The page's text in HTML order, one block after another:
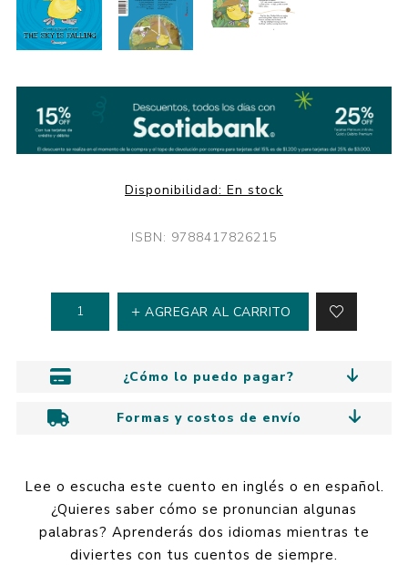
Disponibilidad: En stock
ISBN: 9788417826215
AGREGAR AL CARRITO
¿Cómo lo puedo pagar?
Formas y costos de envío
Lee o escucha este cuento en inglés o en español.
¿Quieres saber cómo se pronuncian algunas
palabras? Aprenderás dos idiomas mientras te
diviertes con tus cuentos de siempre.